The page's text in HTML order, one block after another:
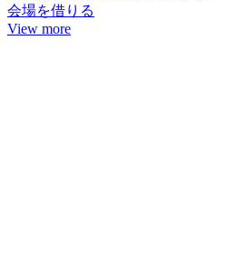
会場を借りる
View more